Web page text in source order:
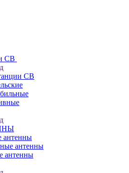
CB
CB
антенны
антенны
антенны